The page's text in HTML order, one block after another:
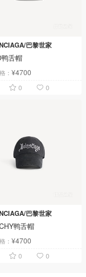
巴黎世家
舌帽
：¥4700
0 0
巴黎世家
鸭舌帽
：¥4700
0 0